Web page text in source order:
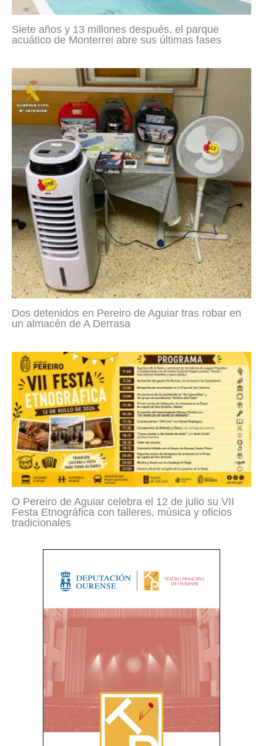
Siete años y 13 millones después, el parque
acuático de Monterrei abre sus últimas fases
Dos detenidos en Pereiro de Aguiar tras robar en
un almacén de A Derrasa
O Pereiro de Aguiar celebra el 12 de julio su VII
Festa Etnográfica con talleres, música y oficios
tradicionales